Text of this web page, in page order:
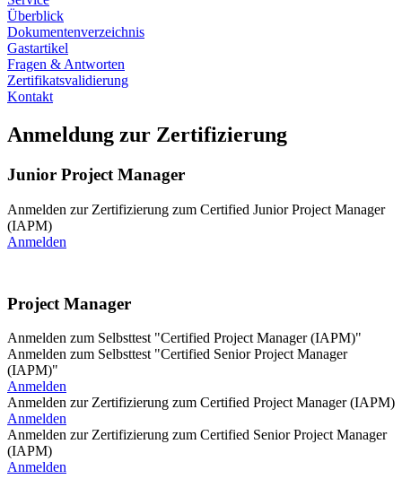
Überblick
Dokumentenverzeichnis
Gastartikel
Fragen & Antworten
Zertifikatsvalidierung
Kontakt
Anmeldung zur Zertifizierung
Junior Project Manager
Anmelden zur Zertifizierung zum Certified Junior Project Manager
(IAPM)
Anmelden
Project Manager
Anmelden zum Selbsttest "Certified Project Manager (IAPM)"
Anmelden zum Selbsttest "Certified Senior Project Manager
(IAPM)"
Anmelden
Anmelden zur Zertifizierung zum Certified Project Manager (IAPM)
Anmelden
Anmelden zur Zertifizierung zum Certified Senior Project Manager
(IAPM)
Anmelden